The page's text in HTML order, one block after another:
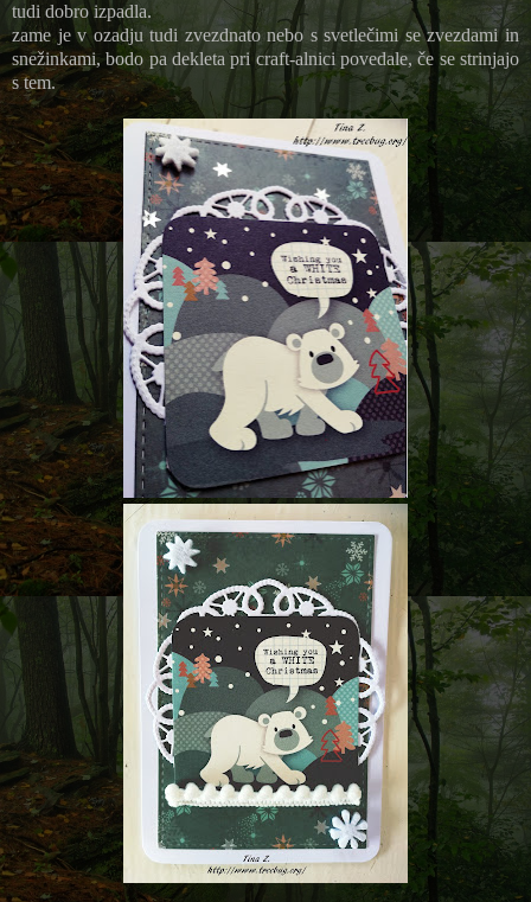
tudi dobro izpadla.
zame je v ozadju tudi zvezdnato nebo s svetlečimi se zvezdami in
snežinkami, bodo pa dekleta pri craft-alnici povedale, če se strinjajo
s tem.